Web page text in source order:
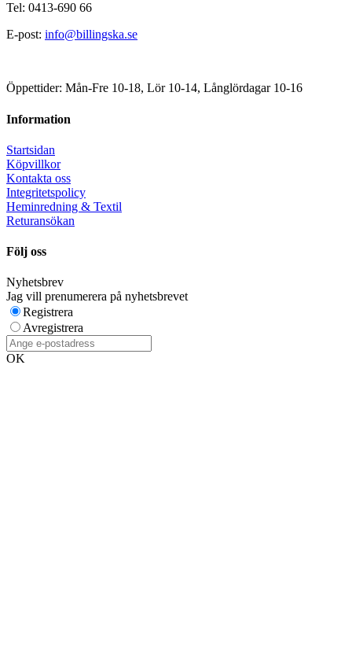
Tel: 0413-690 66
E-post: info@billingska.se
Öppettider: Mån-Fre 10-18, Lör 10-14, Långlördagar 10-16
Information
Startsidan
Köpvillkor
Kontakta oss
Integritetspolicy
Heminredning & Textil
Returansökan
Följ oss
Nyhetsbrev
Jag vill prenumerera på nyhetsbrevet
Registrera
Avregistrera
OK